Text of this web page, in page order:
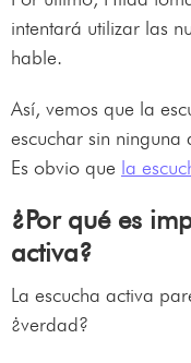
intentará utilizar las
hable.
Así, vemos que la
escuchar sin
Es obvio que la
¿Por qué es
activa?
La escucha activa
¿verdad?